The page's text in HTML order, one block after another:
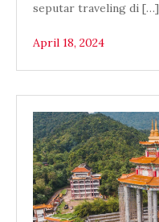
seputar traveling di […]
April 18, 2024